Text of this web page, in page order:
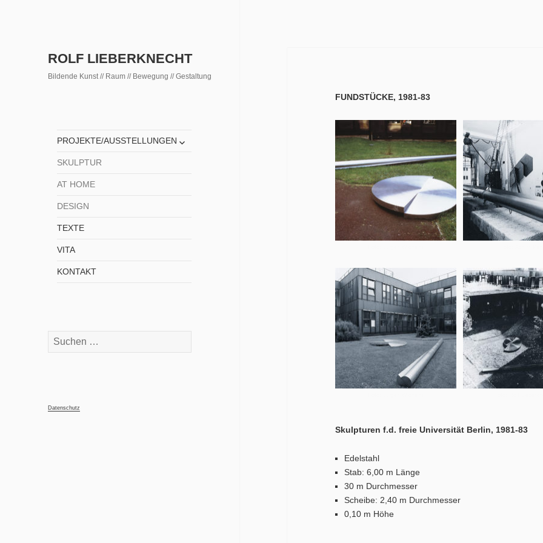
ROLF LIEBERKNECHT
Bildende Kunst // Raum // Bewegung // Gestaltung
PROJEKTE/AUSSTELLUNGENuntermenü
anzeigen
SKULPTUR
AT HOME
DESIGN
TEXTE
VITA
KONTAKT
Suchen
Datenschutz
FUNDSTÜCKE, 1981-83
Skulpturen f.d. freie Universität Berlin, 1981-83
Edelstahl
Stab: 6,00 m Länge
30 m Durchmesser
Scheibe: 2,40 m Durchmesser
0,10 m Höhe